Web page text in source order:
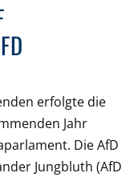
erfolgte die
Jahr
Die AfD
Jungbluth (AfD